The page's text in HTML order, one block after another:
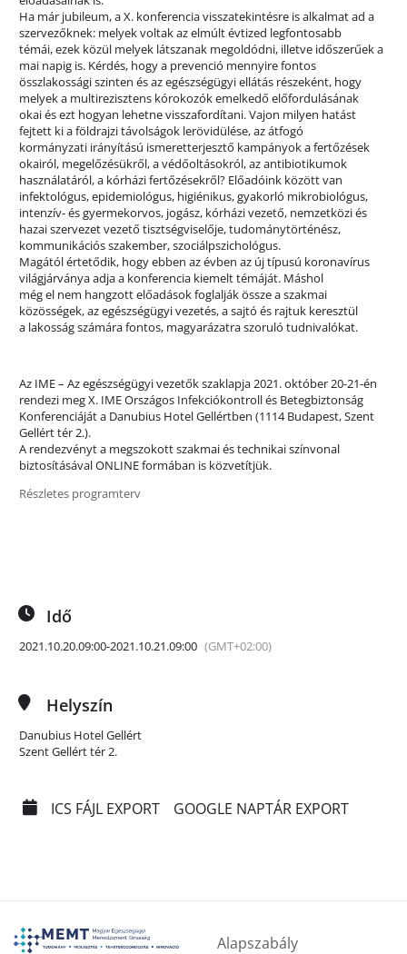
Ha már jubileum, a X. konferencia visszatekintésre is alkalmat ad a
szervezőknek: melyek voltak az elmúlt évtized legfontosabb
témái, ezek közül melyek látszanak megoldódni, illetve időszerűek a
mai napig is. Kérdés, hogy a prevenció mennyire fontos
összlakossági szinten és az egészségügyi ellátás részeként, hogy
melyek a multirezisztens kórokozók emelkedő előfordulásának
okai és ezt hogyan lehetne visszafordítani. Vajon milyen hatást
fejtett ki a földrajzi távolságok lerövidülése, az átfogó
kormányzati irányítású ismeretterjesztő kampányok a fertőzések
okairól, megelőzésükről, a védőoltásokról, az antibiotikumok
használatáról, a kórházi fertőzésekről? Előadóink között van
infektológus, epidemiológus, higiénikus, gyakorló mikrobiológus,
intenzív- és gyermekorvos, jogász, kórházi vezető, nemzetközi és
hazai szervezet vezető tisztségviselője, tudománytörténész,
kommunikációs szakember, szociálpszichológus.
Magától értetődik, hogy ebben az évben az új típusú koronavírus
világjárványa adja a konferencia kiemelt témáját. Máshol
még el nem hangzott előadások foglalják össze a szakmai
közösségek, az egészségügyi vezetés, a sajtó és rajtuk keresztül
a lakosság számára fontos, magyarázatra szoruló tudnivalókat.
Az IME – Az egészségügyi vezetők szaklapja 2021. október 20-21-én
rendezi meg X. IME Országos Infekciókontroll és Betegbiztonság
Konferenciáját a Danubius Hotel Gellértben (1114 Budapest, Szent
Gellért tér 2.).
A rendezvényt a megszokott szakmai és technikai színvonal
biztosításával ONLINE formában is közvetítjük.
Részletes programterv
Idő
2021.10.20.09:00-2021.10.21.09:00 (GMT+02:00)
Helyszín
Danubius Hotel Gellért
Szent Gellért tér 2.
ICS FÁJL EXPORT GOOGLE NAPTÁR EXPORT
Alapszabály